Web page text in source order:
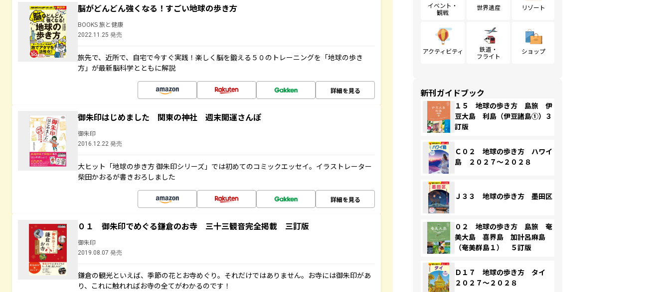
脳がどんどん強くなる！すごい地球の歩き方
BOOKS 旅と健康
2022.11.25 発売
旅先で、近所で、自宅で今すぐ実践！楽しく脳を鍛える５０のトレーニングを「地球の歩き
方」が最新脳科学とともに解説
詳細を見る
御朱印はじめました 関東の神社 週末開運さんぽ
御朱印
2016.12.22 発売
大ヒット「地球の歩き方 御朱印シリーズ」では初めてのコミックエッセイ。イラストレーター
柴田かおるが書きおろしました
詳細を見る
０１ 御朱印でめぐる鎌倉のお寺 三十三観音完全掲載 三訂版
御朱印
2019.08.07 発売
鎌倉の観光といえば、季節の花とお寺めぐり。それだけではありません。お寺には御朱印があ
り、これに触れればお寺の全てがわかるのです！
イベント・
観戦
世界遺産 リゾート
アクティビティ
鉄道・
フライト
ショップ
新刊ガイドブック
１５ 地球の歩き方 島旅 伊
豆大島 利島（伊豆諸島①）３
訂版
Ｃ０２ 地球の歩き方 ハワイ
島 ２０２７～２０２８
Ｊ３３ 地球の歩き方 墨田区
０２ 地球の歩き方 島旅 奄
美大島 喜界島 加計呂麻島
（奄美群島１） ５訂版
Ｄ１７ 地球の歩き方 タイ
２０２７～２０２８